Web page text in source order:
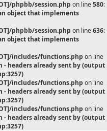
phpbb/session.php on line580:
object that implements
phpbb/session.php on line636:
object that implements
includes/functions.php on line
headers already sent by (output
includes/functions.php on line
headers already sent by (output
includes/functions.php on line
headers already sent by (output